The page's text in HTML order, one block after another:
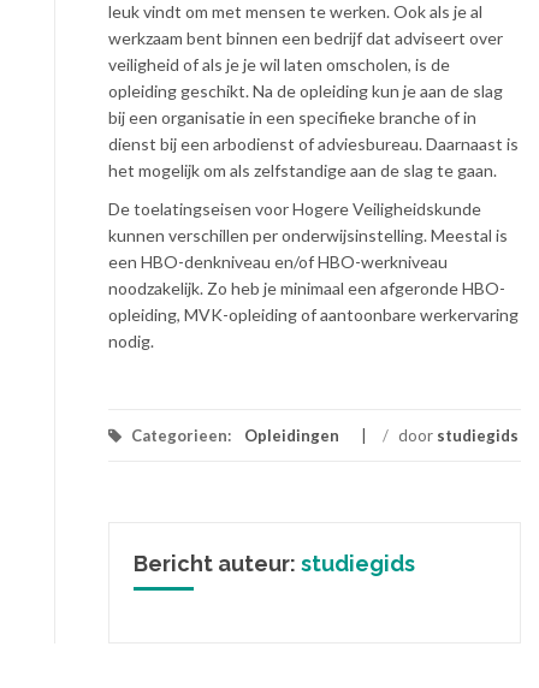
leuk vindt om met mensen te werken. Ook als je al
werkzaam bent binnen een bedrijf dat adviseert over
veiligheid of als je je wil laten omscholen, is de
opleiding geschikt. Na de opleiding kun je aan de slag
bij een organisatie in een specifieke branche of in
dienst bij een arbodienst of adviesbureau. Daarnaast is
het mogelijk om als zelfstandige aan de slag te gaan.
De toelatingseisen voor Hogere Veiligheidskunde
kunnen verschillen per onderwijsinstelling. Meestal is
een HBO-denkniveau en/of HBO-werkniveau
noodzakelijk. Zo heb je minimaal een afgeronde HBO-
opleiding, MVK-opleiding of aantoonbare werkervaring
nodig.
Categorieen: Opleidingen / door studiegids
Bericht auteur: studiegids